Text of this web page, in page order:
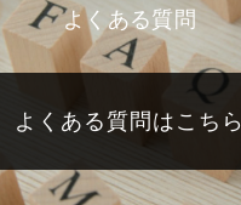
よくある質問
よくある質問はこちら